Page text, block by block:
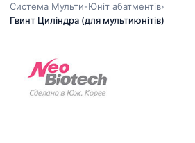
Система Мульти-Юніт абатментів›
Гвинт Циліндра (для мультиюнітів)